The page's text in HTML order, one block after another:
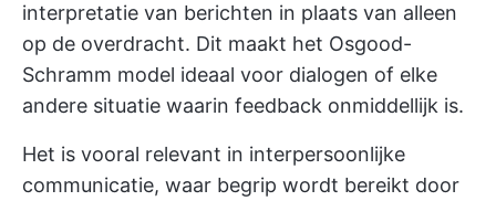
interpretatie van berichten in plaats van alleen
op de overdracht. Dit maakt het Osgood-
Schramm model ideaal voor dialogen of elke
andere situatie waarin feedback onmiddellijk is.
Het is vooral relevant in interpersoonlijke
communicatie, waar begrip wordt bereikt door